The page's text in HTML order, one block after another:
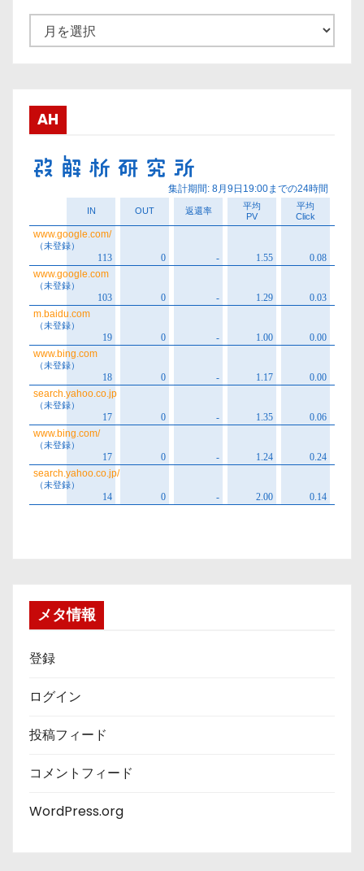
ー
ブ
AH
メタ情報
登録
ログイン
投稿フィード
コメントフィード
WordPress.org